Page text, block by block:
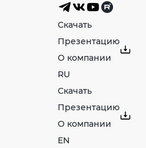
Скачать
Презентацию
О компании
RU
Скачать
Презентацию
О компании
EN